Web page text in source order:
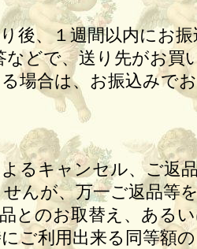
後、１週間以内にお
などで、送り先がお買
場合は、お振込みで
るキャンセル、ご返
んが、万一ご返品等
とのお取替え、ある
ご利用出来る同等額